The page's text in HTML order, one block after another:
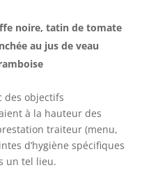
noire, tatin de tomate
au jus de veau
des objectifs
à la hauteur des
traiteur (menu,
d’hygiène spécifiques
un tel lieu.